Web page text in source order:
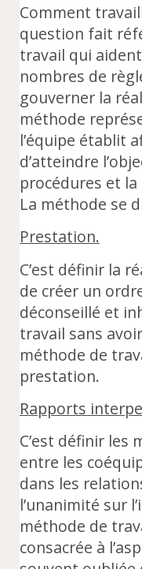
Comment
question fait
travail qui
nombres de
gouverner la
méthode
l’équipe établit
d’atteindre
procédures et
La méthode se
Prestation.
C’est définir la
de créer un
déconseillé et
travail sans
méthode de
prestation.
Rapports
C’est définir les
entre les
dans les
l’unanimité sur
méthode de
consacrée à